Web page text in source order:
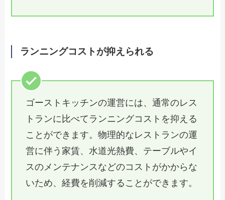
ランニングコストが抑えられる
ゴーストキッチンの運営には、通常のレス
トランに比べてランニングコストを抑える
ことができます。物理的なレストランの運
営に伴う家賃、水道光熱費、テーブルやイ
スのメンテナンスなどのコストがかからな
いため、経費を削減することができます。